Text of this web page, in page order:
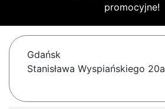
promocyjne!
Gdańsk
Stanisława Wyspiańskiego 20a